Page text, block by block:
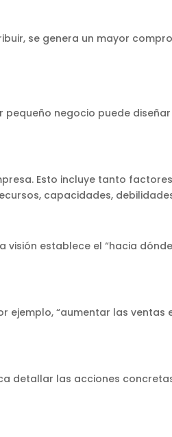
se genera un mayor
negocio puede
Esto incluye tanto
capacidades,
visión establece el “hacia
“aumentar las ventas
detallar las acciones